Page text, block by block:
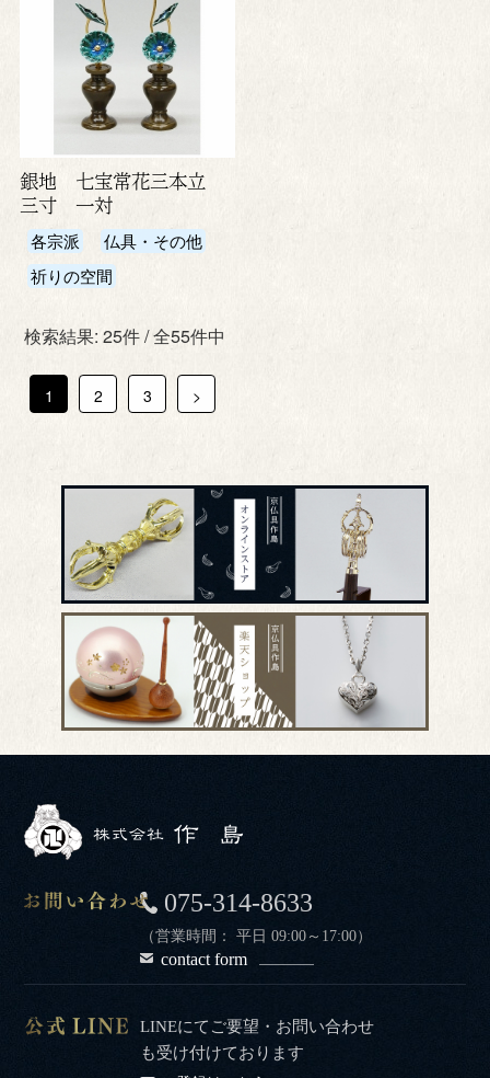
銀地 七宝常花三本立
三寸 一対
各宗派
仏具・その他
祈りの空間
検索結果: 25件 / 全55件中
1 2 3 >
075-314-8633
（営業時間： 平日 09:00～17:00）
contact form
LINEにてご要望・お問い合わせ
も受け付けております